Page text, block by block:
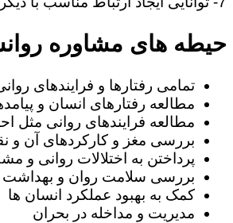
حیطه های مشاوره
تمامی رفتارها و فرایندهای
مطالعه رفتارهای انسان و
مطالعه فرایندهای روانی مثل
بررسی مغز و کارکردهای آن و
پرداختن به اختلالات روانی و
بررسی سلامت روان و بهداشت
کمک به بهبود عملکرد انسان ها
مدیریت و مداخله در بحران